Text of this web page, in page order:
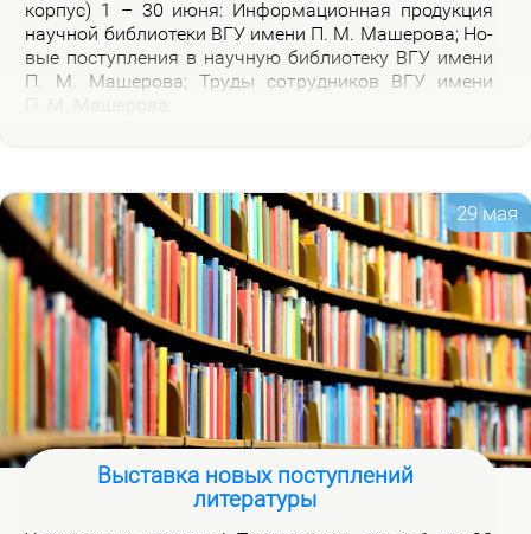
кор­пус) 1 – 30 июня: Ин­фор­ма­ци­он­ная про­дук­ция
на­уч­ной биб­лио­те­ки ВГУ име­ни П. М. Ма­ше­ро­ва; Но­
вые по­ступ­ле­ния в на­уч­ную биб­лио­те­ку ВГУ име­ни
П. М. Ма­ше­ро­ва; Тру­ды со­труд­ни­ков ВГУ име­ни
29 мая
Выставка новых поступлений
литературы